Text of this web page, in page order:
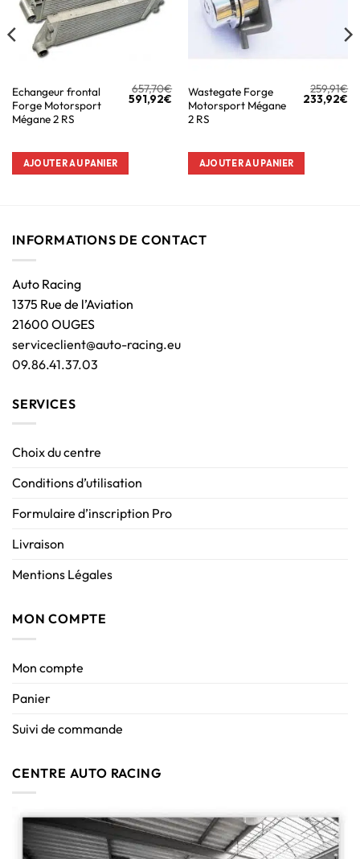
Echangeur frontal
Forge Motorsport
Mégane 2 RS
657,70€
591,92€
AJOUTER AU PANIER
Wastegate Forge
Motorsport Mégane
2 RS
259,91€
233,92€
AJOUTER AU PANIER
INFORMATIONS DE CONTACT
Auto Racing
1375 Rue de l’Aviation
21600 OUGES
serviceclient@auto-racing.eu
09.86.41.37.03
SERVICES
Choix du centre
Conditions d’utilisation
Formulaire d’inscription Pro
Livraison
Mentions Légales
MON COMPTE
Mon compte
Panier
Suivi de commande
CENTRE AUTO RACING